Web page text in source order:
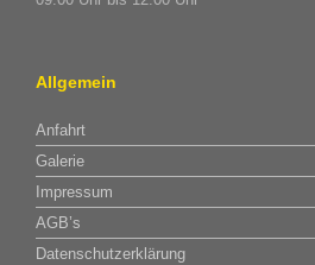
Allgemein
Anfahrt
Galerie
Impressum
AGB’s
Datenschutzerklärung